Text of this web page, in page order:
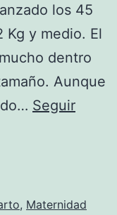
los 45
Kg y medio. El
dentro
Aunque
Seguir
, Maternidad